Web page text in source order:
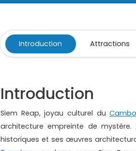
Introduction Attractions
Introduction
Siem Reap, joyau culturel du
architecture empreinte de
historiques et ses œuvres